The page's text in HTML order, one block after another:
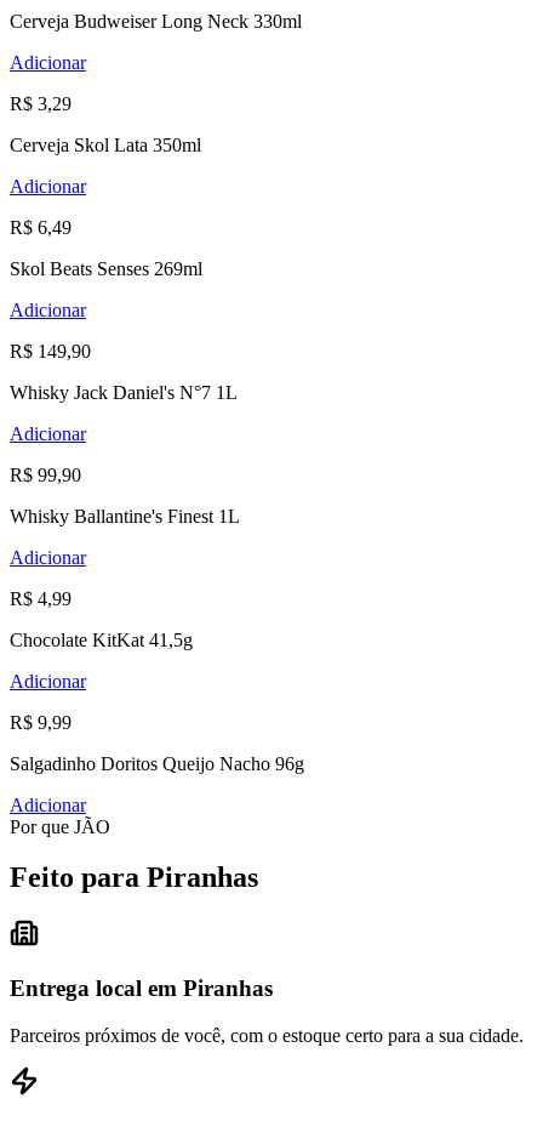
Cerveja Budweiser Long Neck 330ml
Adicionar
R$ 3,29
Cerveja Skol Lata 350ml
Adicionar
R$ 6,49
Skol Beats Senses 269ml
Adicionar
R$ 149,90
Whisky Jack Daniel's N°7 1L
Adicionar
R$ 99,90
Whisky Ballantine's Finest 1L
Adicionar
R$ 4,99
Chocolate KitKat 41,5g
Adicionar
R$ 9,99
Salgadinho Doritos Queijo Nacho 96g
Adicionar
Por que JÃO
Feito para Piranhas
Entrega local em Piranhas
Parceiros próximos de você, com o estoque certo para a sua cidade.